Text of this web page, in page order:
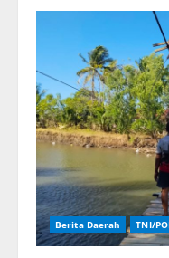
Berita Daerah TNI/